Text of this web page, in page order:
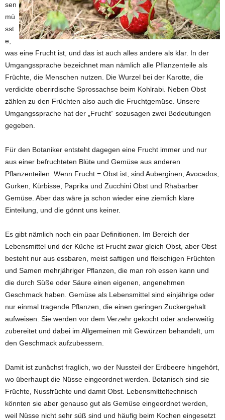
sen
mü
sst
e,
was eine Frucht ist, und das ist auch alles andere als klar. In der
Umgangssprache bezeichnet man nämlich alle Pflanzenteile als
Früchte, die Menschen nutzen. Die Wurzel bei der Karotte, die
verdickte oberirdische Sprossachse beim Kohlrabi. Neben Obst
zählen zu den Früchten also auch die Fruchtgemüse. Unsere
Umgangssprache hat der „Frucht“ sozusagen zwei Bedeutungen
gegeben.
Für den Botaniker entsteht dagegen eine Frucht immer und nur
aus einer befruchteten Blüte und Gemüse aus anderen
Pflanzenteilen. Wenn Frucht = Obst ist, sind Auberginen, Avocados,
Gurken, Kürbisse, Paprika und Zucchini Obst und Rhabarber
Gemüse. Aber das wäre ja schon wieder eine ziemlich klare
Einteilung, und die gönnt uns keiner.
Es gibt nämlich noch ein paar Definitionen. Im Bereich der
Lebensmittel und der Küche ist Frucht zwar gleich Obst, aber Obst
besteht nur aus essbaren, meist saftigen und fleischigen Früchten
und Samen mehrjähriger Pflanzen, die man roh essen kann und
die durch Süße oder Säure einen eigenen, angenehmen
Geschmack haben. Gemüse als Lebensmittel sind einjährige oder
nur einmal tragende Pflanzen, die einen geringen Zuckergehalt
aufweisen. Sie werden vor dem Verzehr gekocht oder anderweitig
zubereitet und dabei im Allgemeinen mit Gewürzen behandelt, um
den Geschmack aufzubessern.
Damit ist zunächst fraglich, wo der Nussteil der Erdbeere hingehört,
wo überhaupt die Nüsse eingeordnet werden. Botanisch sind sie
Früchte, Nussfrüchte und damit Obst. Lebensmitteltechnisch
könnten sie aber genauso gut als Gemüse eingeordnet werden,
weil Nüsse nicht sehr süß sind und häufig beim Kochen eingesetzt